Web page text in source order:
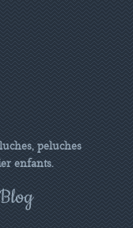
peluches
enfants.